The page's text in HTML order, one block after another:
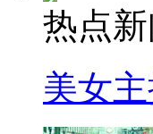
热点新
美女